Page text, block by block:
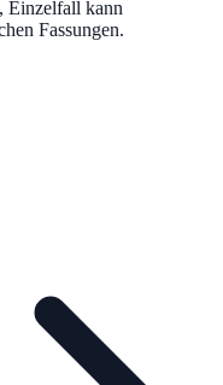
Einzelfall kann
Fassungen.